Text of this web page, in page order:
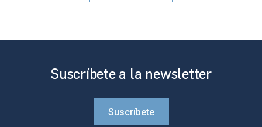
Suscríbete a la newsletter
Suscríbete